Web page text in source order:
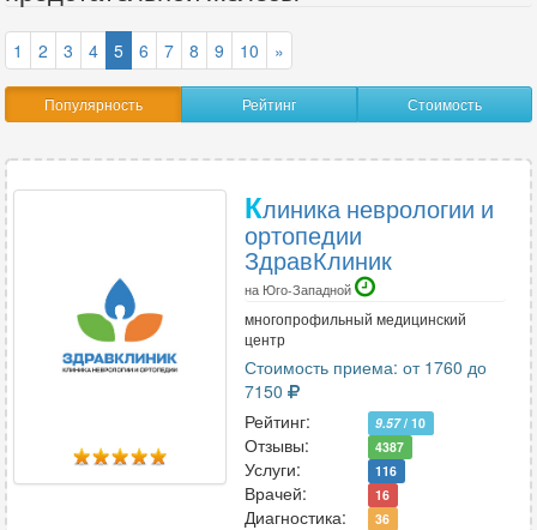
гайморовых пазух носа
гистеросальпингоскопия (УЗГСС) 52
голеностопного сустава
грудного отдела позвоночника
желудка
желчного пузыря с определением функции
забрюшинного пространства
1 2 3 4 5 6 7 8 9 10 »
Популярность Рейтинг Стоимость
Клиника неврологии и
ортопедии
ЗдравКлиник
на Юго-Западной
многопрофильный медицинский
центр
Стоимость приема: от 1760 до
7150
Рейтинг:
9.57/ 10
Отзывы: 4387
Услуги: 116
Врачей: 16
Диагностика: 36